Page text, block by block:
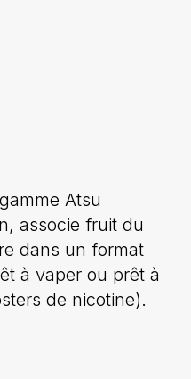
Atsu
associe fruit du
dans un format
à vaper ou prêt à
de nicotine).